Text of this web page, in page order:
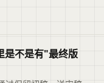
不是有"最终版